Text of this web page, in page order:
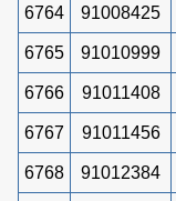
6764 91008425
6765 91010999
6766 91011408
6767 91011456
6768 91012384